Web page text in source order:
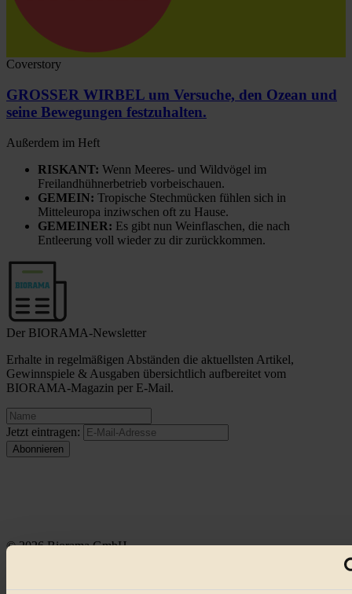
Coverstory
GROSSER WIRBEL um Versuche, den Ozean und
seine Bewegungen festzuhalten.
Außerdem im Heft
RISKANT: Wenn Meeres- und Wildvögel im
Freilandhühnerbetrieb vorbeischauen.
GEMEIN: Tropische Stechmücken fühlen sich in
Mitteleuropa inziwschen oft zu Hause.
GEMEINER: Es gibt nun Weinflaschen, die nach
Entleerung voll wieder zu dir zurückkommen.
Der BIORAMA-Newsletter
Erhalte in regelmäßigen Abständen die aktuellsten Artikel,
Gewinnspiele & Ausgaben übersichtlich aufbereitet vom
BIORAMA-Magazin per E-Mail.
Jetzt eintragen:
© 2026 Biorama GmbH
Datenschutz